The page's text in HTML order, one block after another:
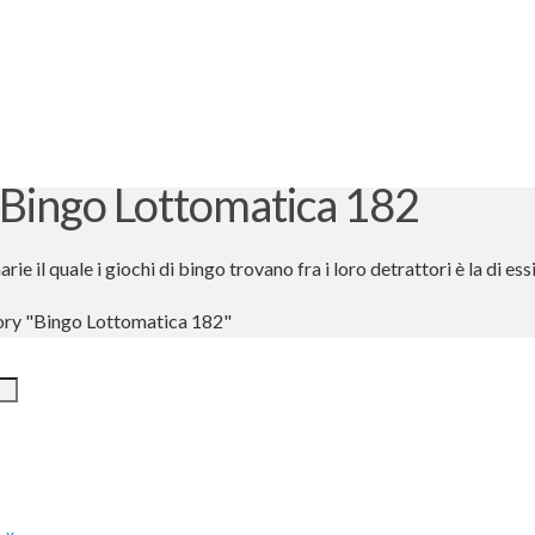
Bingo Lottomatica 182
il quale i giochi di bingo trovano fra i loro detrattori è la di
"Bingo Lottomatica 182"